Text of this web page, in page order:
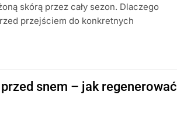
skórą przez cały sezon. Dlaczego
przejściem do konkretnych
snem – jak regenerować